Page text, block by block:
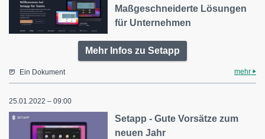
Maßgeschneiderte Lösungen
für Unternehmen
Mehr Infos zu Setapp
Ein Dokument mehr
25.01.2022 – 09:00
Setapp - Gute Vorsätze zum
neuen Jahr